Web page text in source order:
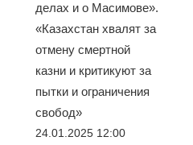
делах и о Масимове».
«Казахстан хвалят за
отмену смертной
казни и критикуют за
пытки и ограничения
свобод»
24.01.2025 12:00